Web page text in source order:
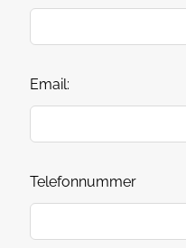
Email:
Telefonnummer